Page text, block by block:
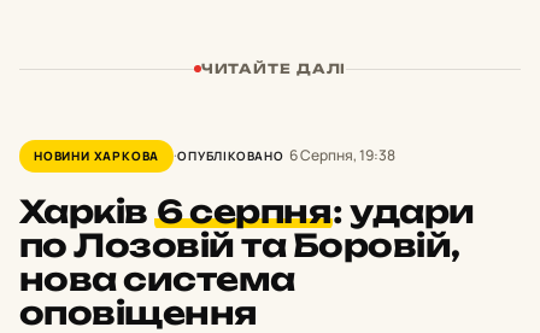
ЧИТАЙТЕ ДАЛІ
НОВИНИ ХАРКОВА ОПУБЛІКОВАНО 6 Серпня, 19:38
Харків6 серпня:удари
по Лозовій та Боровій,
нова система
оповіщення